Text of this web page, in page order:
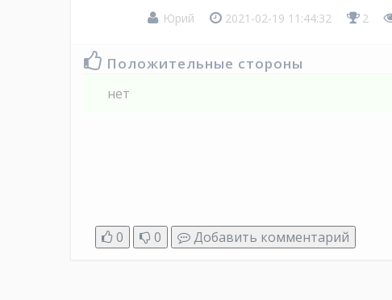
Юрий 2021-02-19 11:44:32 2
Положительные стороны
нет
0
0 Добавить комментарий